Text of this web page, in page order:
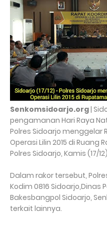
Senkomsidoarjo.org|
pengamanan Hari Raya
Polres Sidoarjo menggelar
Operasi Lilin 2015 di
Polres Sidoarjo, Kamis (17/
Dalam rakor tersebut,
Kodim 0816 Sidoarjo,Dinas
Bakesbangpol Sidoarjo,
terkait lainnya.